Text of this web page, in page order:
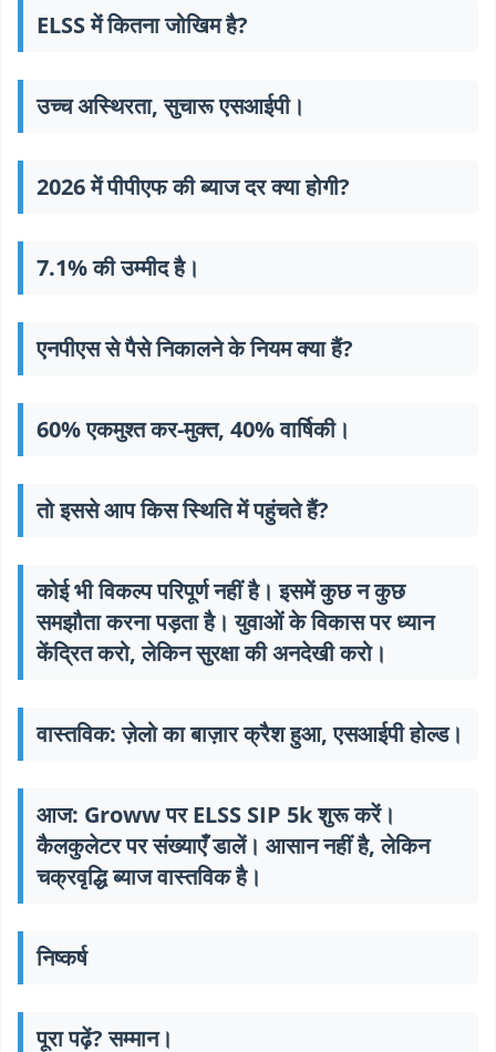
ELSS में कितना जोखिम है?
उच्च अस्थिरता, सुचारू एसआईपी।
2026 में पीपीएफ की ब्याज दर क्या होगी?
7.1% की उम्मीद है।
एनपीएस से पैसे निकालने के नियम क्या हैं?
60% एकमुश्त कर-मुक्त, 40% वार्षिकी।
तो इससे आप किस स्थिति में पहुंचते हैं?
कोई भी विकल्प परिपूर्ण नहीं है। इसमें कुछ न कुछ
समझौता करना पड़ता है। युवाओं के विकास पर ध्यान
केंद्रित करो, लेकिन सुरक्षा की अनदेखी करो।
वास्तविक: ज़ेलो का बाज़ार क्रैश हुआ, एसआईपी होल्ड।
आज: Groww पर ELSS SIP 5k शुरू करें।
कैलकुलेटर पर संख्याएँ डालें। आसान नहीं है, लेकिन
चक्रवृद्धि ब्याज वास्तविक है।
निष्कर्ष
पूरा पढ़ें? सम्मान।